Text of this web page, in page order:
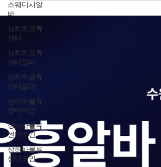
스웨디시알
바
상하차물류
센터
상하차물류
센터알바
상하차물류
센터일당
상하차물류
센터야간
상하차물류
센터주간
상하차물류
센터구인
부산 유흥알바 클럽·바·라운지·포차·라이브바 등이
서로 다른 분위기를 제공합니다. 부산유흥알바 구
구직사이트 부산의 밤문화는 크게 세 가지 축으로
분류됩니다: 바·펍·클럽 문화 : 음악·칵테일·댄스 중
해변가·루프탑 바 : 바다 전망과 함께하는 칵테일
화 부산유흥알바 전통 포장마차·노래방 등 여유 있
소 입니다. 2. 부산유흥알바핵심 유흥 지역별 특징
🔹 서면 (Seomyeon) – 부산의 대표 밤문화 중심지
설명 : 부산에서 가장 활기찬 밤문화 지역으로, 지
철역 주변 전체가 유흥 밀집 지역입니다. 특징 클럽
펍·바·라운지 가 밀집 외국인도 많이 찾는 곳 도보
여러 업소를 즐길 수 있